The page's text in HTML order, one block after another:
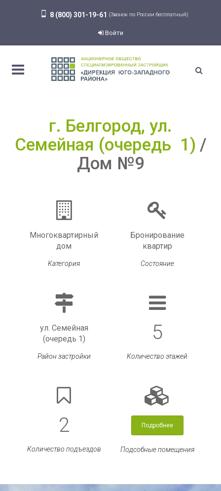
8 (800) 301-19-61 (Звонок по России бесплатный)
Войти
г. Белгород, ул.
Семейная (очередь 1)
Дом №9
Многоквартирный
дом
Категория
Бронирование
квартир
Состояние
ул. Семейная
(очередь 1)
Район застройки
5
Количество этажей
2
Количество подъездов
Подробнее
Подсобные помещения